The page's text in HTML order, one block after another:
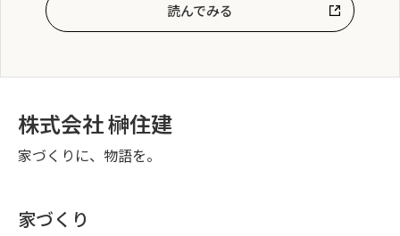
読んでみる
株式会社 榊住建
家づくりに、物語を。
家づくり